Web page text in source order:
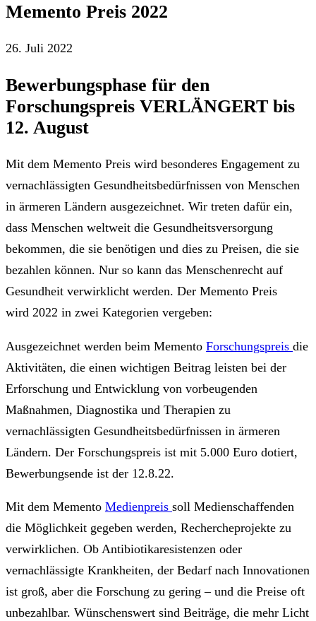
Memento Preis 2022
26. Juli 2022
Bewerbungsphase für den
Forschungspreis VERLÄNGERT bis
12. August
Mit dem Memento Preis wird besonderes Engagement zu
vernachlässigten Gesundheitsbedürfnissen von Menschen
in ärmeren Ländern ausgezeichnet. Wir treten dafür ein,
dass Menschen weltweit die Gesundheitsversorgung
bekommen, die sie benötigen und dies zu Preisen, die sie
bezahlen können. Nur so kann das Menschenrecht auf
Gesundheit verwirklicht werden. Der Memento Preis
wird 2022 in zwei Kategorien vergeben:
Ausgezeichnet werden beim Memento Forschungspreis die
Aktivitäten, die einen wichtigen Beitrag leisten bei der
Erforschung und Entwicklung von vorbeugenden
Maßnahmen, Diagnostika und Therapien zu
vernachlässigten Gesundheitsbedürfnissen in ärmeren
Ländern. Der Forschungspreis ist mit 5.000 Euro dotiert,
Bewerbungsende ist der 12.8.22.
Mit dem Memento Medienpreis soll Medienschaffenden
die Möglichkeit gegeben werden, Rechercheprojekte zu
verwirklichen. Ob Antibiotikaresistenzen oder
vernachlässigte Krankheiten, der Bedarf nach Innovationen
ist groß, aber die Forschung zu gering – und die Preise oft
unbezahlbar. Wünschenswert sind Beiträge, die mehr Licht